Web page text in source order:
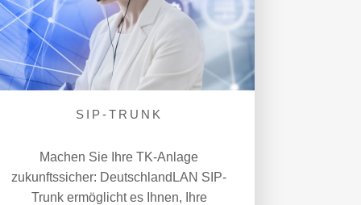
SIP-TRUNK
Machen Sie Ihre TK-Anlage
zukunftssicher: DeutschlandLAN SIP-
Trunk ermöglicht es Ihnen, Ihre